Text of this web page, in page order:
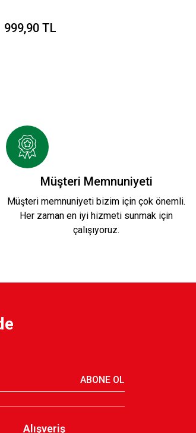
999,90 TL
Müşteri Memnuniyeti
Müşteri memnuniyeti bizim için çok önemli.
Her zaman en iyi hizmeti sunmak için
çalışıyoruz.
ABONE OL
Alışveriş